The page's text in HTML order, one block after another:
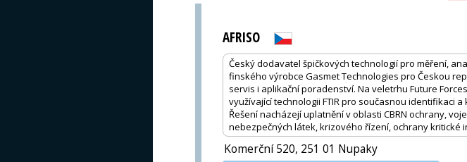
AFRISO
Český dodavatel špičkových technologií pro měření,
finského výrobce Gasmet Technologies pro Českou
servis i aplikační poradenství. Na veletrhu Future
využívající technologii FTIR pro současnou identifikaci
Řešení nacházejí uplatnění v oblasti CBRN ochrany,
nebezpečných látek, krizového řízení, ochrany kritické
Komerční 520, 251 01 Nupaky